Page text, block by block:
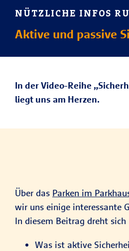
NÜTZLICHE INFOS
Aktive und passive
In der Video-Reihe
liegt uns am Herzen.
Über das Parken im
wir uns einige interessante
In diesem Beitrag dreht
Was ist aktive